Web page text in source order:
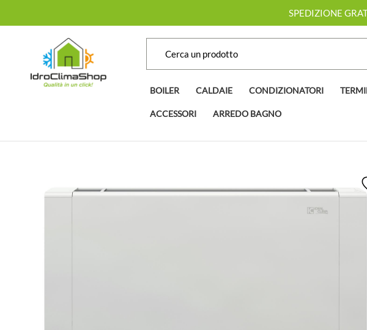
SPEDIZIONE
BOILER CALDAIE CONDIZIONATORI
ACCESSORI ARREDO BAGNO